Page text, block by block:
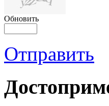
Обновить
Отправить